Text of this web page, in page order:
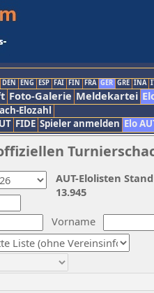
DEN ENG ESP FAI FIN FRA GER GRE INA
Foto-Galerie Meldekartei
Elozahl
FIDE Spieler anmelden Elo
Vorname
AUT-Elolisten
13.945